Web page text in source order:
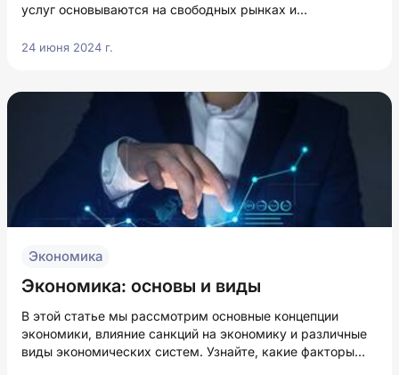
услуг основываются на свободных рынках и
экономики предоставляет возможность индивидуалам и
24 июня 2024 г.
Экономика
Экономика: основы и виды
В этой статье мы рассмотрим основные концепции
экономики, влияние санкций на экономику и различные
виды экономических систем. Узнайте, какие факторы